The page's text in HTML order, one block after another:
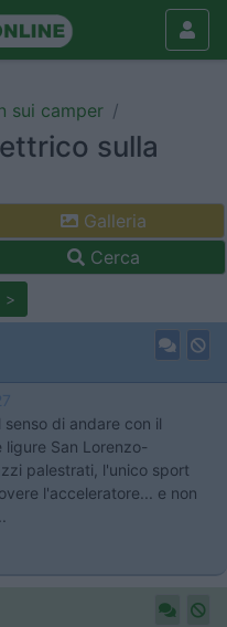
sui camper
sulla
Galleria
Cerca
>
di andare con il
San Lorenzo-
palestrati, l'unico sport
l'acceleratore... e non